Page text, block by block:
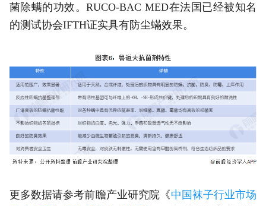
菌除螨的功效。RUCO-BAC MED在法国已经被知名
的测试协会IFTH证实具有防尘蟎效果。
更多数据请参考前瞻产业研究院《中国袜子行业市场